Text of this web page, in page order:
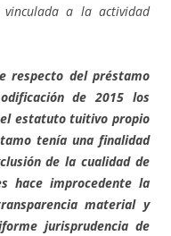
vinculada a la actividad
respecto del préstamo
de 2015 los
el estatuto tuitivo propio
tenía una finalidad
de la cualidad de
hace improcedente la
material y
jurisprudencia de